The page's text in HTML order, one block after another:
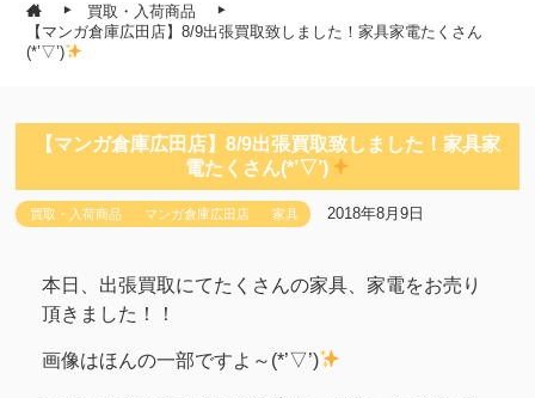
買取・入荷商品
【マンガ倉庫広田店】8/9出張買取致しました！家具家電たくさん
(*’▽’)
【マンガ倉庫広田店】8/9出張買取致しました！家具家
電たくさん(*’▽’)
買取・入荷商品 マンガ倉庫広田店 家具 2018年8月9日
本日、出張買取にてたくさんの家具、家電をお売り
頂きました！！
画像はほんの一部ですよ～(*’▽’)